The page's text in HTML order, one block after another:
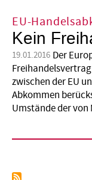
EU-
Kein
19.01.2016 Der
zwischen der EU
Abkommen
Umstände der von